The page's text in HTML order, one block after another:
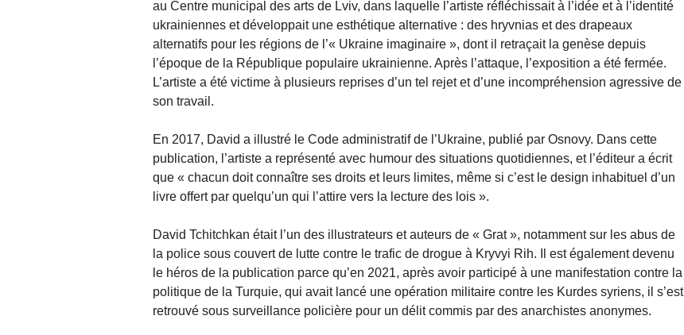
au Centre municipal des arts de Lviv, dans laquelle l’artiste réfléchissait à l’idée et à l’identité
ukrainiennes et développait une esthétique alternative : des hryvnias et des drapeaux
alternatifs pour les régions de l’« Ukraine imaginaire », dont il retraçait la genèse depuis
l’époque de la République populaire ukrainienne. Après l’attaque, l’exposition a été fermée.
L’artiste a été victime à plusieurs reprises d’un tel rejet et d’une incompréhension agressive de
son travail.
En 2017, David a illustré le Code administratif de l’Ukraine, publié par Osnovy. Dans cette
publication, l’artiste a représenté avec humour des situations quotidiennes, et l’éditeur a écrit
que « chacun doit connaître ses droits et leurs limites, même si c’est le design inhabituel d’un
livre offert par quelqu’un qui l’attire vers la lecture des lois ».
David Tchitchkan était l’un des illustrateurs et auteurs de « Grat », notamment sur les abus de
la police sous couvert de lutte contre le trafic de drogue à Kryvyi Rih. Il est également devenu
le héros de la publication parce qu’en 2021, après avoir participé à une manifestation contre la
politique de la Turquie, qui avait lancé une opération militaire contre les Kurdes syriens, il s’est
retrouvé sous surveillance policière pour un délit commis par des anarchistes anonymes.